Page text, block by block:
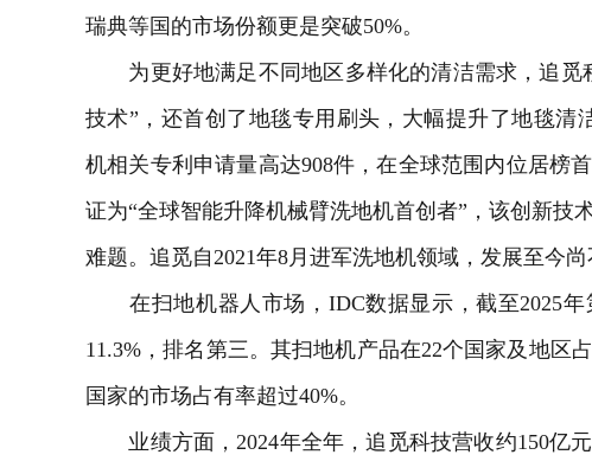
瑞典等国的市场份额更是突破50%。
为更好地满足不同地区多样化的清洁需求，追觅
技术”，还首创了地毯专用刷头，大幅提升了地毯清
机相关专利申请量高达908件，在全球范围内位居榜
证为“全球智能升降机械臂洗地机首创者”，该创新技
难题。追觅自2021年8月进军洗地机领域，发展至今尚
在扫地机器人市场，IDC数据显示，截至2025年
11.3%，排名第三。其扫地机产品在22个国家及地区
国家的市场占有率超过40%。
业绩方面，2024年全年，追觅科技营收约150亿元